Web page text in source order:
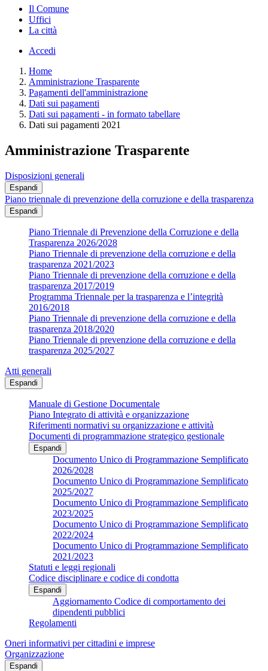
Il Comune
Uffici
La città
Accedi
Home
Amministrazione Trasparente
Pagamenti dell'amministrazione
Dati sui pagamenti
Dati sui pagamenti - in formato tabellare
Dati sui pagamenti 2021
Amministrazione Trasparente
Disposizioni generali
Espandi
Piano triennale di prevenzione della corruzione e della trasparenza
Espandi
Piano Triennale di Prevenzione della Corruzione e della
Trasparenza 2026/2028
Piano Triennale di prevenzione della corruzione e della
trasparenza 2021/2023
Piano Triennale di prevenzione della corruzione e della
trasparenza 2017/2019
Programma Triennale per la trasparenza e l’integrità
2016/2018
Piano Triennale di prevenzione della corruzione e della
trasparenza 2018/2020
Piano Triennale di prevenzione della corruzione e della
trasparenza 2025/2027
Atti generali
Espandi
Manuale di Gestione Documentale
Piano Integrato di attività e organizzazione
Riferimenti normativi su organizzazione e attività
Documenti di programmazione strategico gestionale
Espandi
Documento Unico di Programmazione Semplificato
2026/2028
Documento Unico di Programmazione Semplificato
2025/2027
Documento Unico di Programmazione Semplificato
2023/2025
Documento Unico di Programmazione Semplificato
2022/2024
Documento Unico di Programmazione Semplificato
2021/2023
Statuti e leggi regionali
Codice disciplinare e codice di condotta
Espandi
Aggiornamento Codice di comportamento dei
dipendenti pubblici
Regolamenti
Oneri informativi per cittadini e imprese
Organizzazione
Espandi